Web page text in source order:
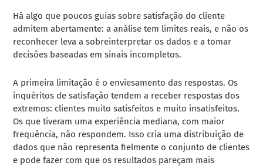
Há algo que poucos guias sobre satisfação do cliente
admitem abertamente: a análise tem limites reais, e não os
reconhecer leva a sobreinterpretar os dados e a tomar
decisões baseadas em sinais incompletos.
A primeira limitação é o enviesamento das respostas. Os
inquéritos de satisfação tendem a receber respostas dos
extremos: clientes muito satisfeitos e muito insatisfeitos.
Os que tiveram uma experiência mediana, com maior
frequência, não respondem. Isso cria uma distribuição de
dados que não representa fielmente o conjunto de clientes
e pode fazer com que os resultados pareçam mais